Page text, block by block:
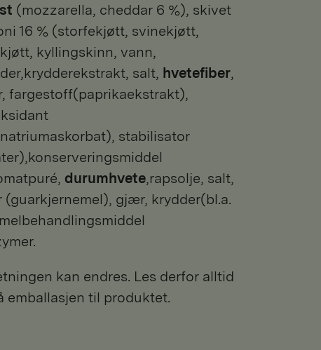
(mozzarella, cheddar 6 %), skivet
16 % (storfekjøtt, svinekjøtt,
kyllingskinn, vann,
salt, hvetefiber,
fargestoff(paprikaekstrakt),
stabilisator
durumhvete,rapsolje, salt,
(guarkjernemel), gjær, krydder(bl.a.
kan endres. Les derfor alltid
emballasjen til produktet.